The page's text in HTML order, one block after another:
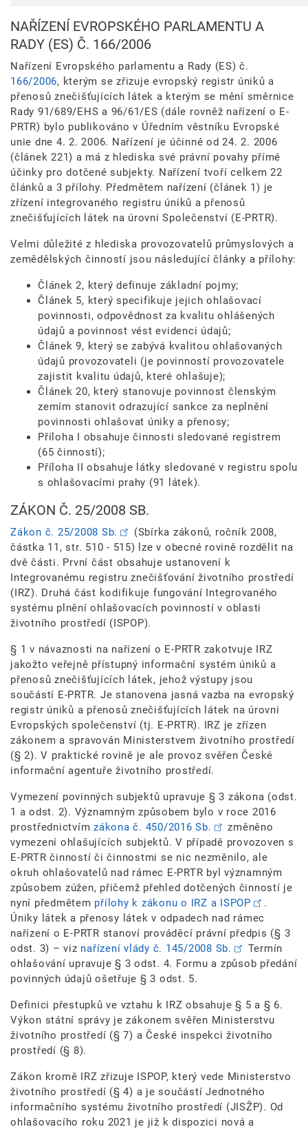
NAŘÍZENÍ EVROPSKÉHO PARLAMENTU A
RADY (ES) Č. 166/2006
Nařízení Evropského parlamentu a Rady (ES) č.
166/2006, kterým se zřizuje evropský registr úniků a
přenosů znečišťujících látek a kterým se mění směrnice
Rady 91/689/EHS a 96/61/ES (dále rovněž nařízení o E-
PRTR) bylo publikováno v Úředním věstníku Evropské
unie dne 4. 2. 2006. Nařízení je účinné od 24. 2. 2006
(článek 221) a má z hlediska své právní povahy přímé
účinky pro dotčené subjekty. Nařízení tvoří celkem 22
článků a 3 přílohy. Předmětem nařízení (článek 1) je
zřízení integrovaného registru úniků a přenosů
znečišťujících látek na úrovni Společenství (E-PRTR).
Velmi důležité z hlediska provozovatelů průmyslových a
zemědělských činností jsou následující články a přílohy:
Článek 2, který definuje základní pojmy;
Článek 5, který specifikuje jejich ohlašovací
povinnosti, odpovědnost za kvalitu ohlášených
údajů a povinnost vést evidenci údajů;
Článek 9, který se zabývá kvalitou ohlašovaných
údajů provozovateli (je povinností provozovatele
zajistit kvalitu údajů, které ohlašuje);
Článek 20, který stanovuje povinnost členským
zemím stanovit odrazující sankce za neplnění
povinnosti ohlašovat úniky a přenosy;
Příloha I obsahuje činnosti sledované registrem
(65 činností);
Příloha II obsahuje látky sledované v registru spolu
s ohlašovacími prahy (91 látek).
ZÁKON Č. 25/2008 SB.
Zákon č. 25/2008 Sb.
(Sbírka zákonů, ročník 2008,
částka 11, str. 510 - 515) lze v obecné rovině rozdělit na
dvě části. První část obsahuje ustanovení k
Integrovanému registru znečišťování životního prostředí
(IRZ). Druhá část kodifikuje fungování Integrovaného
systému plnění ohlašovacích povinností v oblasti
životního prostředí (ISPOP).
§ 1 v návaznosti na nařízení o E-PRTR zakotvuje IRZ
jakožto veřejně přístupný informační systém úniků a
přenosů znečišťujících látek, jehož výstupy jsou
součástí E-PRTR. Je stanovena jasná vazba na evropský
registr úniků a přenosů znečišťujících látek na úrovni
Evropských společenství (tj. E-PRTR). IRZ je zřízen
zákonem a spravován Ministerstvem životního prostředí
(§ 2). V praktické rovině je ale provoz svěřen České
informační agentuře životního prostředí.
Vymezení povinných subjektů upravuje § 3 zákona (odst.
1 a odst. 2). Významným způsobem bylo v roce 2016
prostřednictvím zákona č. 450/2016 Sb.
změněno
vymezení ohlašujících subjektů. V případě provozoven s
E-PRTR činností či činnostmi se nic nezměnilo, ale
okruh ohlašovatelů nad rámec E-PRTR byl významným
způsobem zúžen, přičemž přehled dotčených činností je
nyní předmětem přílohy k zákonu o IRZ a ISPOP
.
Úniky látek a přenosy látek v odpadech nad rámec
nařízení o E-PRTR stanoví prováděcí právní předpis (§ 3
odst. 3) – viz nařízení vlády č. 145/2008 Sb.
Termín
ohlašování upravuje § 3 odst. 4. Formu a způsob předání
povinných údajů ošetřuje § 3 odst. 5.
Definici přestupků ve vztahu k IRZ obsahuje § 5 a § 6.
Výkon státní správy je zákonem svěřen Ministerstvu
životního prostředí (§ 7) a České inspekci životního
prostředí (§ 8).
Zákon kromě IRZ zřizuje ISPOP, který vede Ministerstvo
životního prostředí (§ 4) a je součástí Jednotného
informačního systému životního prostředí (JISŽP). Od
ohlašovacího roku 2021 je již k dispozici nová a